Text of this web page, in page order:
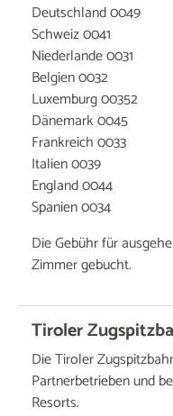
Deutschland 0049
Schweiz 0041
Niederlande 0031
Belgien 0032
Luxemburg 00352
Dänemark 0045
Frankreich 0033
Italien 0039
England 0044
Spanien 0034
Die Gebühr für
Zimmer gebucht.
Tiroler
Die Tiroler
Partnerbetrieben und
Resorts.